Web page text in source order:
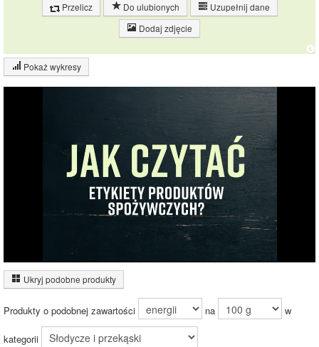
Przelicz Do ulubionych
Uzupełnij dane
Dodaj zdjęcie
Pokaż wykresy
Wykres składu produktu
Pozostałe (45%)
35%
tłuszczów (38%)
Energia z
węglowodanów
12%
50%
38%
Ukryj podobne produkty
Produkty o podobnej zawartości na w
kategorii